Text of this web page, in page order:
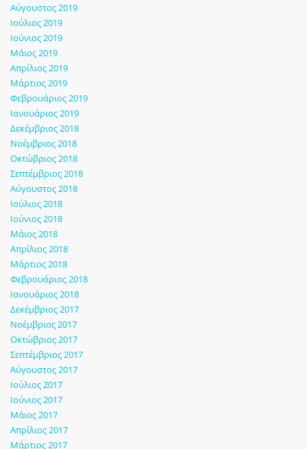
Αύγουστος 2019
Ιούλιος 2019
Ιούνιος 2019
Μάιος 2019
Απρίλιος 2019
Μάρτιος 2019
Φεβρουάριος 2019
Ιανουάριος 2019
Δεκέμβριος 2018
Νοέμβριος 2018
Οκτώβριος 2018
Σεπτέμβριος 2018
Αύγουστος 2018
Ιούλιος 2018
Ιούνιος 2018
Μάιος 2018
Απρίλιος 2018
Μάρτιος 2018
Φεβρουάριος 2018
Ιανουάριος 2018
Δεκέμβριος 2017
Νοέμβριος 2017
Οκτώβριος 2017
Σεπτέμβριος 2017
Αύγουστος 2017
Ιούλιος 2017
Ιούνιος 2017
Μάιος 2017
Απρίλιος 2017
Μάρτιος 2017